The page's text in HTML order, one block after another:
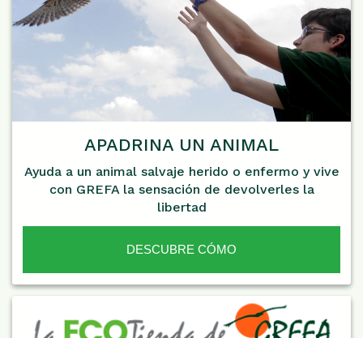
APADRINA UN ANIMAL
Ayuda a un animal salvaje herido o enfermo y vive
con GREFA la sensación de devolverles la
libertad
DESCUBRE CÓMO